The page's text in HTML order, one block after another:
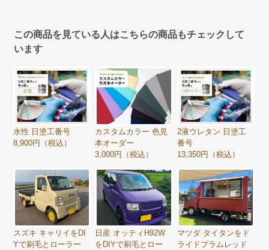
この商品を見ている人はこちらの商品もチェックして
います
水性 日塗工番号
8,900円（税込）
カスタムカラー 色見
本オーダー
3,000円（税込）
2液ウレタン 日塗工
番号
13,350円（税込）
スズキ キャリイをDI
Yで刷毛とローラー
日産 オッティH92W
をDIYで刷毛とロー
マツダ タイタンをド
ライドプラムレッド